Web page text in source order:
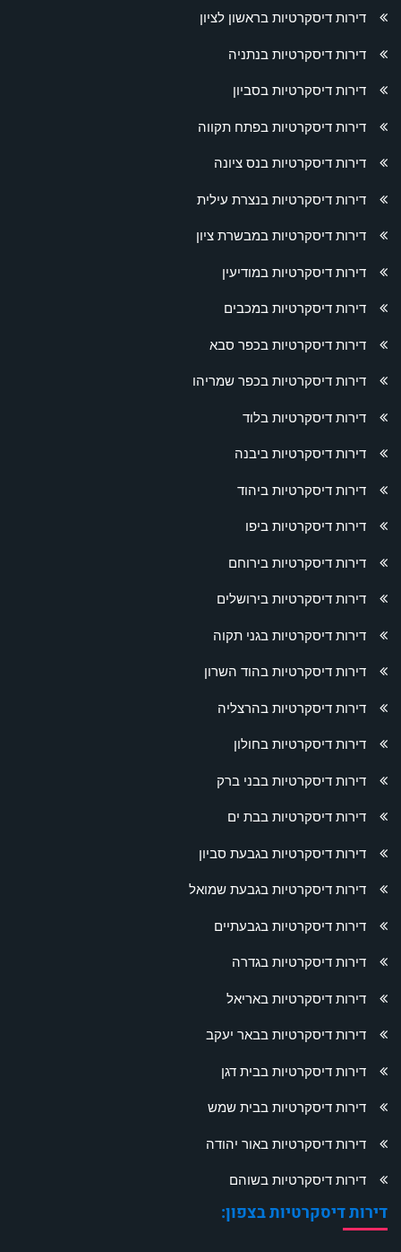
דירות דיסקרטיות בראשון לציון
דירות דיסקרטיות בנתניה
דירות דיסקרטיות בסביון
דירות דיסקרטיות בפתח תקווה
דירות דיסקרטיות בנס ציונה
דירות דיסקרטיות בנצרת עילית
דירות דיסקרטיות במבשרת ציון
דירות דיסקרטיות במודיעין
דירות דיסקרטיות במכבים
דירות דיסקרטיות בכפר סבא
דירות דיסקרטיות בכפר שמריהו
דירות דיסקרטיות בלוד
דירות דיסקרטיות ביבנה
דירות דיסקרטיות ביהוד
דירות דיסקרטיות ביפו
דירות דיסקרטיות בירוחם
דירות דיסקרטיות בירושלים
דירות דיסקרטיות בגני תקוה
דירות דיסקרטיות בהוד השרון
דירות דיסקרטיות בהרצליה
דירות דיסקרטיות בחולון
דירות דיסקרטיות בבני ברק
דירות דיסקרטיות בבת ים
דירות דיסקרטיות בגבעת סביון
דירות דיסקרטיות בגבעת שמואל
דירות דיסקרטיות בגבעתיים
דירות דיסקרטיות בגדרה
דירות דיסקרטיות באריאל
דירות דיסקרטיות בבאר יעקב
דירות דיסקרטיות בבית דגן
דירות דיסקרטיות בבית שמש
דירות דיסקרטיות באור יהודה
דירות דיסקרטיות בשוהם
דירות דיסקרטיות בצפון: